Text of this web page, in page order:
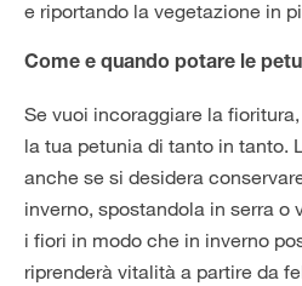
e riportando la vegetazione in
Come e quando potare le
Se vuoi incoraggiare la
la tua petunia di tanto in tanto.
anche se si desidera
inverno, spostandola in serra o
i fiori in modo che in inverno
riprenderà vitalità a partire da